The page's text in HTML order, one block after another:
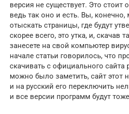
версия не существует. Это стоит
ведь так оно и есть. Вы, конечно,
отыскать страницы, где будут
скорее всего, это утка, и, скачав
занесете на свой компьютер
начале статьи говорилось, что
скачивать с официального сайта
можно было заметить, сайт этот
и на русский его переключить
и все версии программ будут